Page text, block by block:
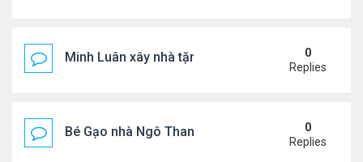
Minh Luân xây nhà tặng cha mẹ
0
Replies
Bé Gạo nhà Ngô Thanh Vân dễ thương trong tiệc
0
Replies